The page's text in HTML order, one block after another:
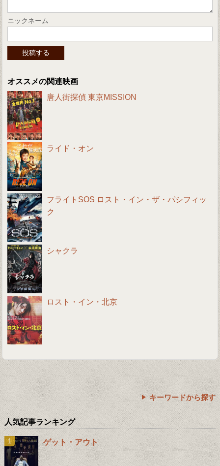
ニックネーム
オススメの関連映画
唐人街探偵 東京MISSION
ライド・オン
フライトSOS ロスト・イン・ザ・パシフィッ
ク
シャクラ
ロスト・イン・北京
キーワードから探す
人気記事ランキング
ゲット・アウト